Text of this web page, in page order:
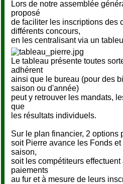
Lors de notre assemblée
proposé
de faciliter les inscriptions des
différents concours,
en les centralisant via un
Le tableau présente toutes
adhérent
ainsi que le bureau (pour des
saison ou d'année)
peut y retrouver les mandats,
que
les résultats individuels.
Sur le plan financier, 2 options
soit Pierre avance les Fonds
saison,
soit les compétiteurs
paiements
au fur et à mesure de leurs